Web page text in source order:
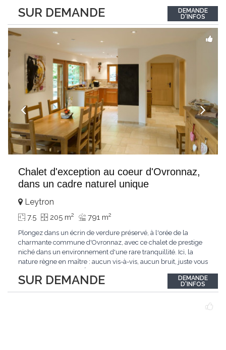
SUR DEMANDE
authentique et confort moderne. - 3 logements confortables :
duplex 2,5 pièces, duplex 4,5 pièces avec...
DEMANDE
D'INFOS
Chalet d'exception au coeur d'Ovronnaz,
dans un cadre naturel unique
SUR DEMANDE
Leytron
7.5 205 m2 791 m2
Plongez dans un écrin de verdure préservé, à l'orée de la
charmante commune d'Ovronnaz, avec ce chalet de prestige
niché dans un environnement d'une rare tranquillité. Ici, la
nature règne en maître : aucun vis-à-vis, aucun bruit, juste vous
par ses finitions de très haut standing et ses matériaux nobles.
Le bois de mélèze...
DEMANDE
D'INFOS